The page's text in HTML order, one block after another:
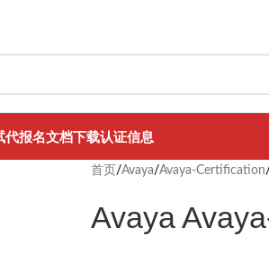
代报名文档下载认证信息
首页 /Avaya/Avaya-Certification/
Avaya